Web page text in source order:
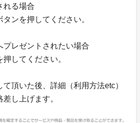
れる場合
ンを押してください。
プレゼントされたい場合
してください。
て頂いた後、詳細（利用方法etc）
し上げます。